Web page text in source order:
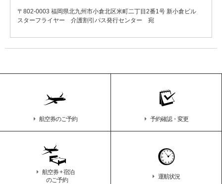
〒802-0003 福岡県北九州市小倉北区米町二丁目2番1号 新小倉ビル
スターフライヤー 介護割引パス発行センター 宛
航空券のご予約 予約確認・変更
航空券 + 宿泊
のご予約
運航状況